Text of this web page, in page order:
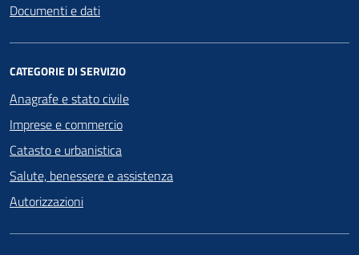
Documenti e dati
CATEGORIE DI SERVIZIO
Anagrafe e stato civile
Imprese e commercio
Catasto e urbanistica
Salute, benessere e assistenza
Autorizzazioni